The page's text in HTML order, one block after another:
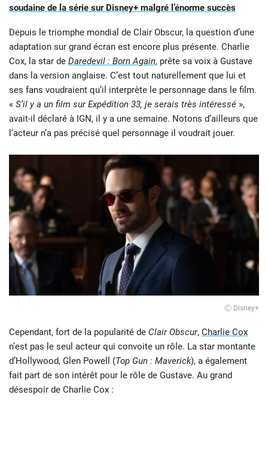
soudaine de la série sur Disney+ malgré l’énorme succès
Depuis le triomphe mondial de Clair Obscur, la question d’une
adaptation sur grand écran est encore plus présente. Charlie
Cox, la star de Daredevil : Born Again, prête sa voix à Gustave
dans la version anglaise. C’est tout naturellement que lui et
ses fans voudraient qu’il interprète le personnage dans le film.
« S’il y a un film sur Expédition 33, je serais très intéressé »,
avait-il déclaré à IGN, il y a une semaine. Notons d’ailleurs que
l’acteur n’a pas précisé quel personnage il voudrait jouer.
Ⓒ Disney+
Cependant, fort de la popularité de Clair Obscur, Charlie Cox
n’est pas le seul acteur qui convoite un rôle. La star montante
d’Hollywood, Glen Powell (Top Gun : Maverick), a également
fait part de son intérêt pour le rôle de Gustave. Au grand
désespoir de Charlie Cox :